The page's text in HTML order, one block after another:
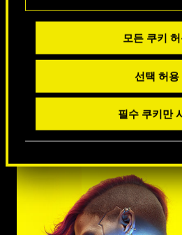
모든 쿠키
선택 허용
필수 쿠키만
1/7